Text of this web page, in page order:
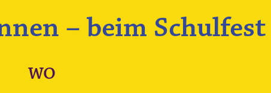
– beim Schulfest
WO